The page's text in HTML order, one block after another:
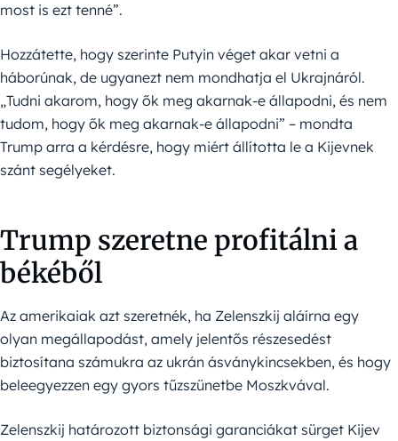
most is ezt tenné”.
Hozzátette, hogy szerinte Putyin véget akar vetni a
háborúnak, de ugyanezt nem mondhatja el Ukrajnáról.
„Tudni akarom, hogy ők meg akarnak-e állapodni, és nem
tudom, hogy ők meg akarnak-e állapodni” – mondta
Trump arra a kérdésre, hogy miért állította le a Kijevnek
szánt segélyeket.
Trump szeretne profitálni a
békéből
Az amerikaiak azt szeretnék, ha Zelenszkij aláírna egy
olyan megállapodást, amely jelentős részesedést
biztosítana számukra az ukrán ásványkincsekben, és hogy
beleegyezzen egy gyors tűzszünetbe Moszkvával.
Zelenszkij határozott biztonsági garanciákat sürget Kijev